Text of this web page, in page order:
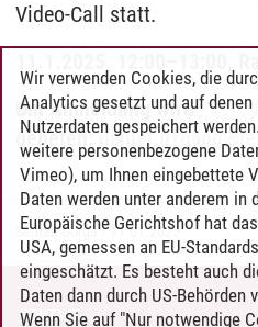
Video-Call statt.
Um Anmeldung wird
gebeten:daniel.irrgang@
Serban Gorga/ 11.01.2025
KONTAKT
Wir verwenden Cookies, die
Analytics gesetzt und auf denen
Nutzerdaten gespeichert
weitere personenbezogene
Vimeo), um Ihnen eingebettete
Daten werden unter anderem in
Europäische Gerichtshof hat
USA, gemessen an EU-
eingeschätzt. Es besteht auch
Daten dann durch US-Behörden
Wenn Sie auf "Nur notwendige